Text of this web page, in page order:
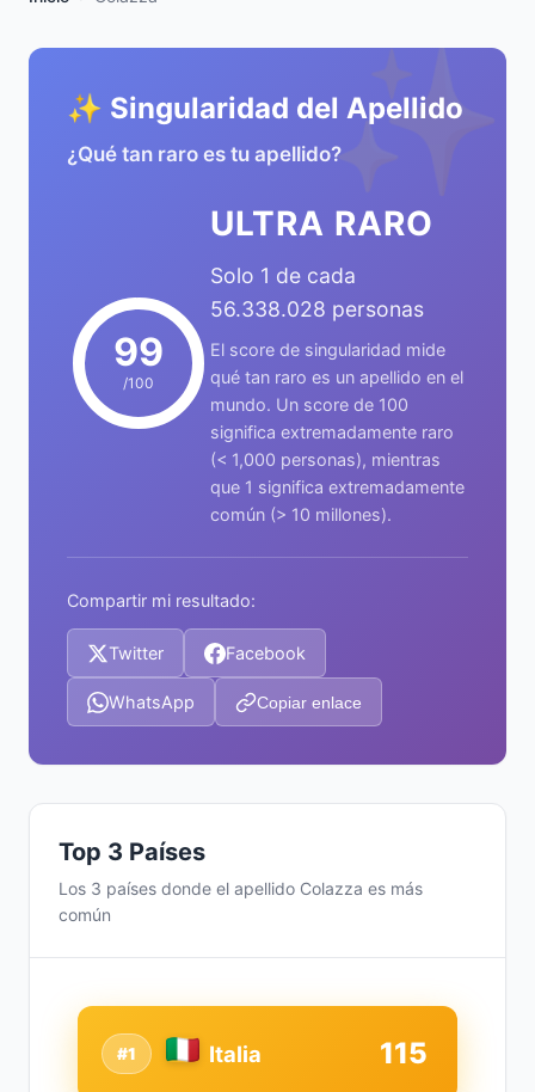
✨
✨ Singularidad del Apellido
¿Qué tan raro es tu apellido?
99
/100
ULTRA RARO
Solo 1 de cada
56.338.028 personas
El score de singularidad mide
qué tan raro es un apellido en el
mundo. Un score de 100
significa extremadamente raro
(< 1,000 personas), mientras
que 1 significa extremadamente
común (> 10 millones).
Compartir mi resultado:
Twitter Facebook
WhatsApp Copiar enlace
Top 3 Países
Los 3 países donde el apellido Colazza es más
común
#1 Italia 115